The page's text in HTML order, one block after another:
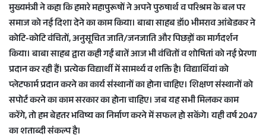
मुख्यमंत्री ने कहा कि हमारे महापुरूषों ने अपने पुरुषार्थ व परिश्रम के बल पर
समाज को नई दिशा देने का काम किया। बाबा साहब डॉ0 भीमराव आंबेडकर ने
कोटि-कोटि वंचितों, अनुसूचित जाति/जनजाति और पिछड़ों का मार्गदर्शन
किया। बाबा साहब द्वारा कही गईं बातें आज भी वंचितों व शोषितां को नई प्रेरणा
प्रदान कर रही हैं। प्रत्येक विद्यार्थी में सामर्थ्य व शक्ति है। विद्यार्थियां को
प्लेटफार्म प्रदान करने का कार्य संस्थानों का होना चाहिए। शिक्षण संस्थानों को
सपोर्ट करने का काम सरकार का होना चाहिए। जब यह सभी मिलकर काम
करेंगे, तो हम बेहतर भविष्य का निर्माण करने में सफल हो सकेंगे। यही वर्ष 2047
का शताब्दी संकल्प है।